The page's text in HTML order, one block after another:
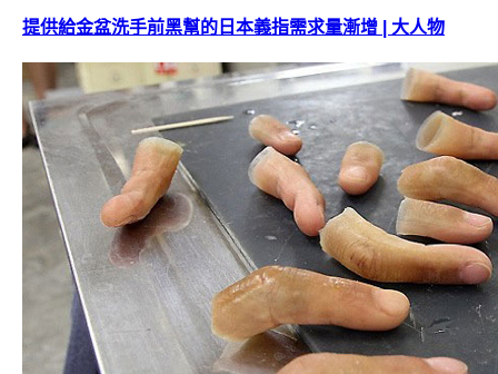
提供給金盆洗手前黑幫的日本義指需求量漸增 | 大人物